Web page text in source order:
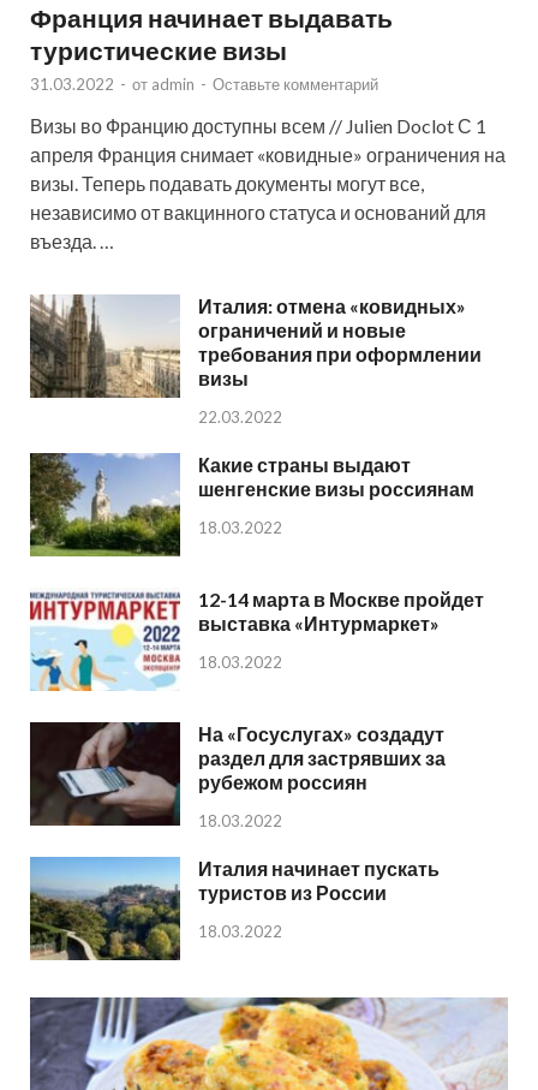
Франция начинает выдавать
туристические визы
31.03.2022 - от admin - Оставьте комментарий
Визы во Францию доступны всем // Julien Doclot С 1
апреля Франция снимает «ковидные» ограничения на
визы. Теперь подавать документы могут все,
независимо от вакцинного статуса и оснований для
въезда. …
Италия: отмена «ковидных»
ограничений и новые
требования при оформлении
визы
22.03.2022
Какие страны выдают
шенгенские визы россиянам
18.03.2022
12-14 марта в Москве пройдет
выставка «Интурмаркет»
18.03.2022
На «Госуслугах» создадут
раздел для застрявших за
рубежом россиян
18.03.2022
Италия начинает пускать
туристов из России
18.03.2022